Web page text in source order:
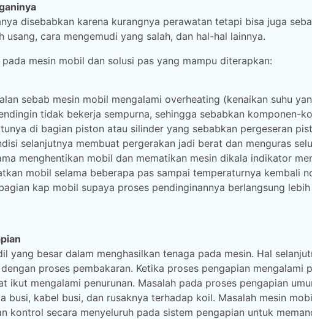
disebabkan karena kurangnya perawatan tetapi bisa juga
cara mengemudi yang salah, dan hal-hal lainnya.
mesin mobil dan solusi pas yang mampu diterapkan:
sebab mesin mobil mengalami overheating (kenaikan suhu
tidak bekerja sempurna, sehingga sebabkan komponen-
di bagian piston atau silinder yang sebabkan pergeseran
selanjutnya membuat pergerakan jadi berat dan menguras
menghentikan mobil dan mematikan mesin dikala indikator
mobil selama beberapa pas sampai temperaturnya kembali
kap mobil supaya proses pendinginannya berlangsung
yang besar dalam menghasilkan tenaga pada mesin. Hal
proses pembakaran. Ketika proses pengapian mengalami
ikut mengalami penurunan. Masalah pada proses pengapian
busi, kabel busi, dan rusaknya terhadap koil. Masalah mesin
kontrol secara menyeluruh pada sistem pengapian untuk